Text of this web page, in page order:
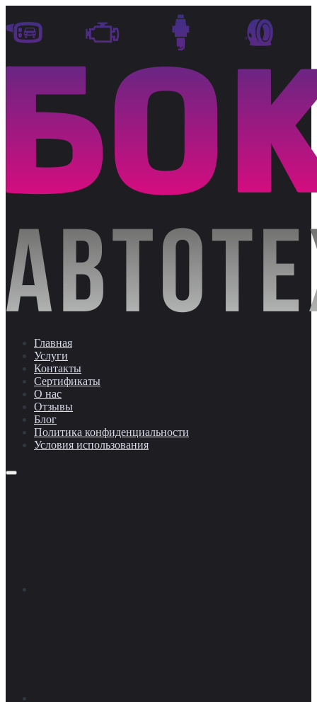
Главная
Услуги
Контакты
Сертификаты
О нас
Отзывы
Блог
Политика конфиденциальности
Условия использования